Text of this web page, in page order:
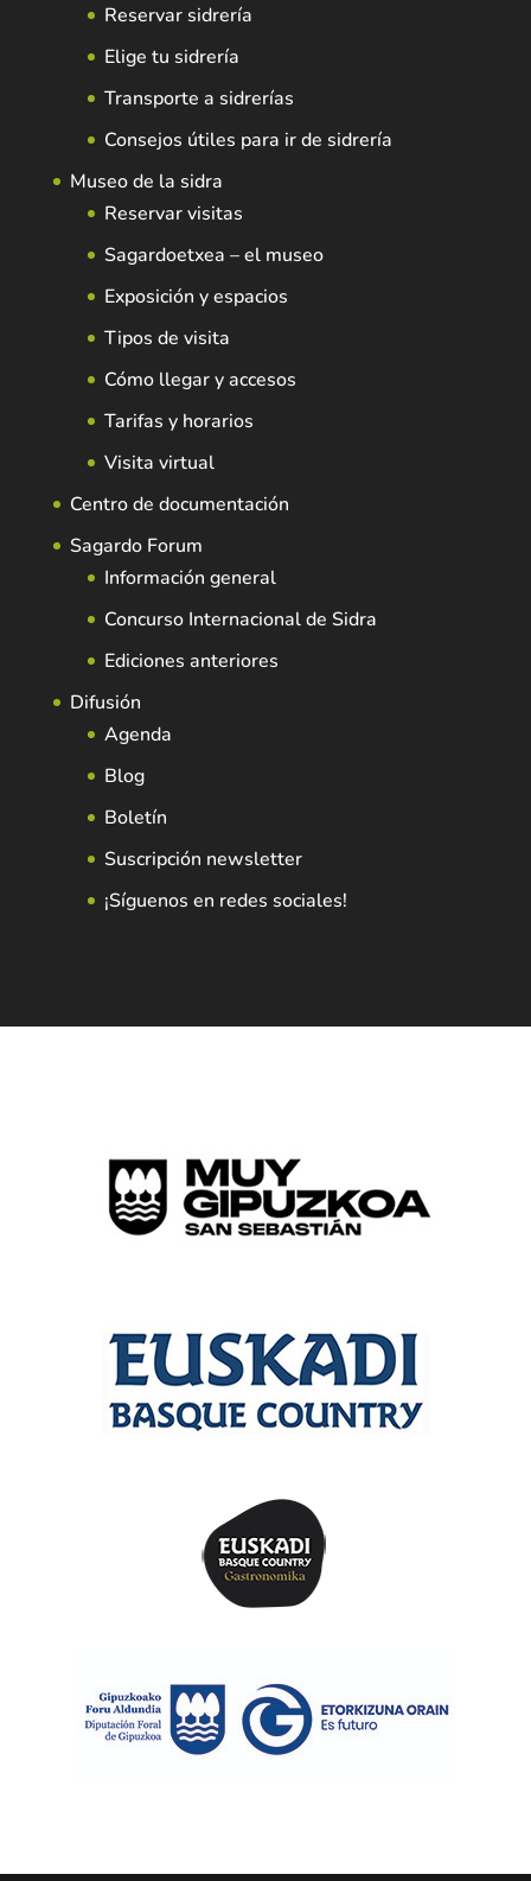
Reservar sidrería
Elige tu sidrería
Transporte a sidrerías
Consejos útiles para ir de sidrería
Museo de la sidra
Reservar visitas
Sagardoetxea – el museo
Exposición y espacios
Tipos de visita
Cómo llegar y accesos
Tarifas y horarios
Visita virtual
Centro de documentación
Sagardo Forum
Información general
Concurso Internacional de Sidra
Ediciones anteriores
Difusión
Agenda
Blog
Boletín
Suscripción newsletter
¡Síguenos en redes sociales!